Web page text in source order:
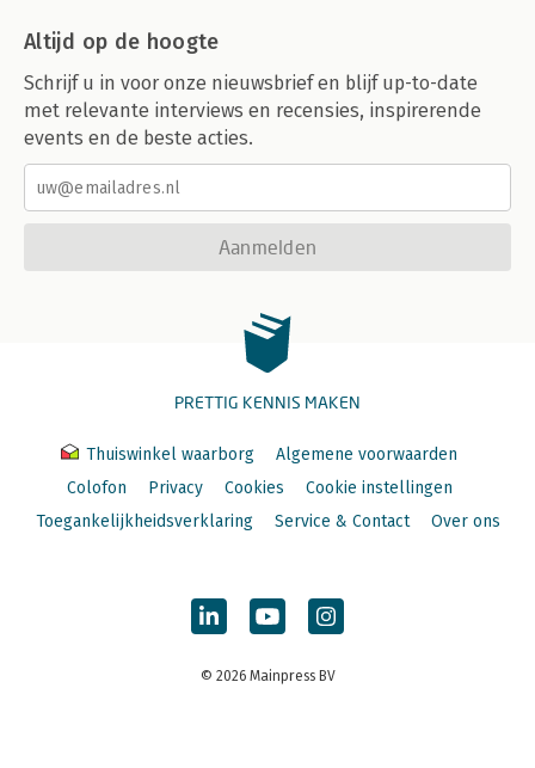
Altijd op de hoogte
Schrijf u in voor onze nieuwsbrief en blijf up-to-date
met relevante interviews en recensies, inspirerende
events en de beste acties.
Aanmelden
PRETTIG KENNIS MAKEN
Thuiswinkel waarborg
Algemene voorwaarden
Colofon
Privacy Cookies
Cookie instellingen
Toegankelijkheidsverklaring
Service & Contact Over ons
© 2026 Mainpress BV